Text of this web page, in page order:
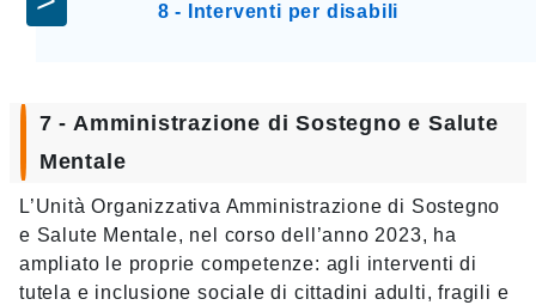
8 - Interventi per disabili
7 - Amministrazione di Sostegno e Salute
Mentale
L’Unità Organizzativa Amministrazione di Sostegno
e Salute Mentale, nel corso dell’anno 2023, ha
ampliato le proprie competenze: agli interventi di
tutela e inclusione sociale di cittadini adulti, fragili e